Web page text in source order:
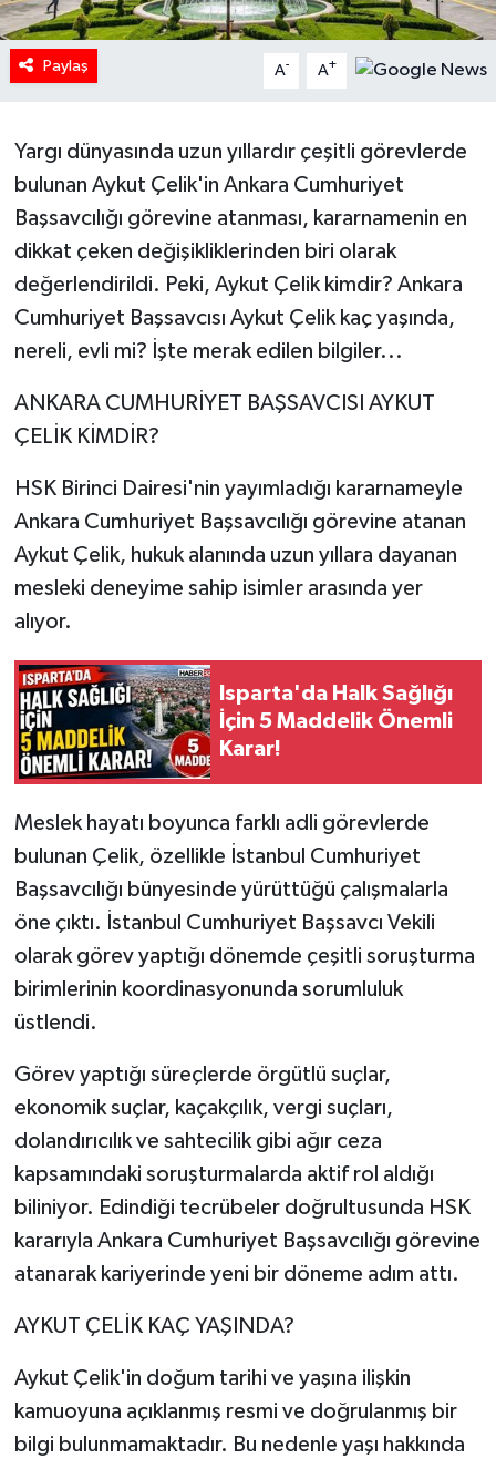
Paylaş A- A+
Yargı dünyasında uzun yıllardır çeşitli görevlerde
bulunan Aykut Çelik'in Ankara Cumhuriyet
Başsavcılığı görevine atanması, kararnamenin en
dikkat çeken değişikliklerinden biri olarak
değerlendirildi. Peki, Aykut Çelik kimdir? Ankara
Cumhuriyet Başsavcısı Aykut Çelik kaç yaşında,
nereli, evli mi? İşte merak edilen bilgiler...
ANKARA CUMHURİYET BAŞSAVCISI AYKUT
ÇELİK KİMDİR?
HSK Birinci Dairesi'nin yayımladığı kararnameyle
Ankara Cumhuriyet Başsavcılığı görevine atanan
Aykut Çelik, hukuk alanında uzun yıllara dayanan
mesleki deneyime sahip isimler arasında yer
alıyor.
Isparta'da Halk Sağlığı
İçin 5 Maddelik Önemli
Karar!
Meslek hayatı boyunca farklı adli görevlerde
bulunan Çelik, özellikle İstanbul Cumhuriyet
Başsavcılığı bünyesinde yürüttüğü çalışmalarla
öne çıktı. İstanbul Cumhuriyet Başsavcı Vekili
olarak görev yaptığı dönemde çeşitli soruşturma
birimlerinin koordinasyonunda sorumluluk
üstlendi.
Görev yaptığı süreçlerde örgütlü suçlar,
ekonomik suçlar, kaçakçılık, vergi suçları,
dolandırıcılık ve sahtecilik gibi ağır ceza
kapsamındaki soruşturmalarda aktif rol aldığı
biliniyor. Edindiği tecrübeler doğrultusunda HSK
kararıyla Ankara Cumhuriyet Başsavcılığı görevine
atanarak kariyerinde yeni bir döneme adım attı.
AYKUT ÇELİK KAÇ YAŞINDA?
Aykut Çelik'in doğum tarihi ve yaşına ilişkin
kamuoyuna açıklanmış resmi ve doğrulanmış bir
bilgi bulunmamaktadır. Bu nedenle yaşı hakkında
Spor
Teknoloji
Türkiye
İletişim